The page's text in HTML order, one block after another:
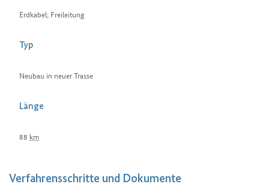
Erdkabel; Freileitung
Typ
Neubau in neuer Trasse
Länge
88 km
Verfahrensschritte und Dokumente